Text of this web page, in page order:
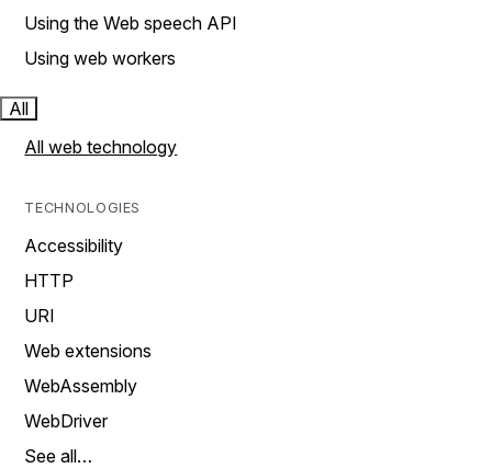
Using the Web speech API
Using web workers
All
All web technology
TECHNOLOGIES
Accessibility
HTTP
URI
Web extensions
WebAssembly
WebDriver
See all…